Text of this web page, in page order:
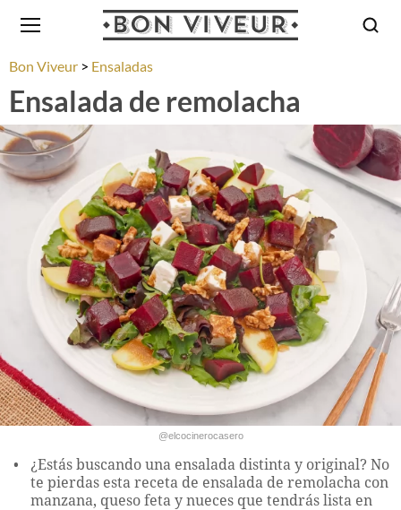
Bon Viveur Ensaladas
Ensalada de remolacha
@elcocinerocasero
¿Estás buscando una ensalada distinta y original? No
te pierdas esta receta de ensalada de remolacha con
manzana, queso feta y nueces que tendrás lista en